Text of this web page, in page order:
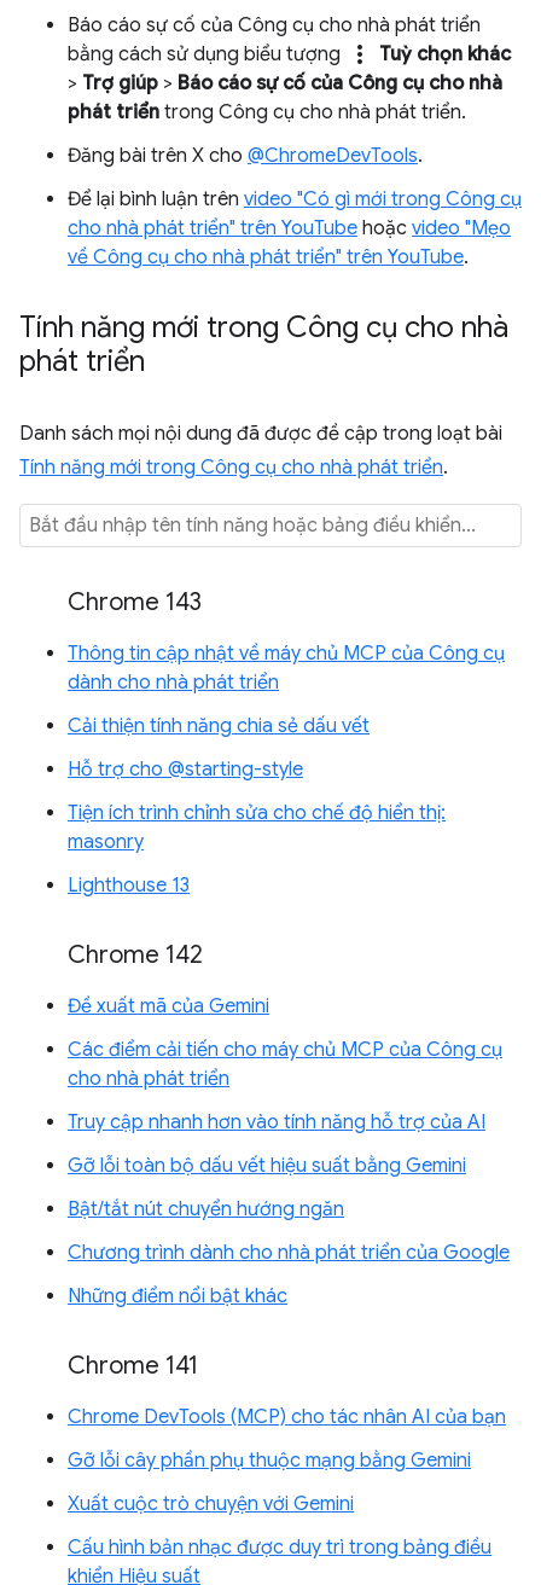
Báo cáo sự cố của Công cụ cho nhà phát triển
bằng cách sử dụng biểu tượng
more_vert
Tuỳ chọn khác
> Trợ giúp > Báo cáo sự cố của Công cụ cho nhà
phát triển trong Công cụ cho nhà phát triển.
Đăng bài trên X cho @ChromeDevTools.
Để lại bình luận trên video "Có gì mới trong Công cụ
cho nhà phát triển" trên YouTube hoặc video "Mẹo
về Công cụ cho nhà phát triển" trên YouTube.
Tính năng mới trong Công cụ cho nhà
phát triển
Danh sách mọi nội dung đã được đề cập trong loạt bài
Tính năng mới trong Công cụ cho nhà phát triển.
Chrome 143
Thông tin cập nhật về máy chủ MCP của Công cụ
dành cho nhà phát triển
Cải thiện tính năng chia sẻ dấu vết
Hỗ trợ cho @starting-style
Tiện ích trình chỉnh sửa cho chế độ hiển thị:
masonry
Lighthouse 13
Chrome 142
Đề xuất mã của Gemini
Các điểm cải tiến cho máy chủ MCP của Công cụ
cho nhà phát triển
Truy cập nhanh hơn vào tính năng hỗ trợ của AI
Gỡ lỗi toàn bộ dấu vết hiệu suất bằng Gemini
Bật/tắt nút chuyển hướng ngăn
Chương trình dành cho nhà phát triển của Google
Những điểm nổi bật khác
Chrome 141
Chrome DevTools (MCP) cho tác nhân AI của bạn
Gỡ lỗi cây phần phụ thuộc mạng bằng Gemini
Xuất cuộc trò chuyện với Gemini
Cấu hình bản nhạc được duy trì trong bảng điều
khiển Hiệu suất